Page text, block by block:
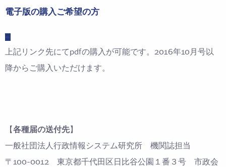
電子版の購入ご希望の方
上記リンク先にてpdfの購入が可能です。2016年10月号以
降からご購入いただけます。
【各種届の送付先】
一般社団法人行政情報システム研究所 機関誌担当
〒100-0012 東京都千代田区日比谷公園１番３号 市政会